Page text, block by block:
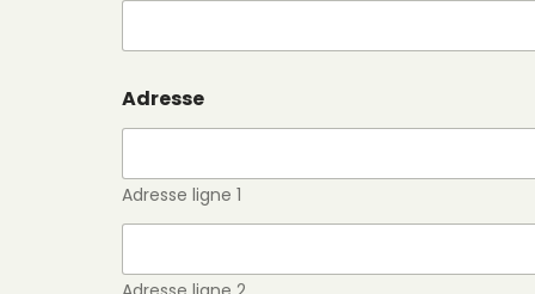
Adresse
Adresse ligne 1